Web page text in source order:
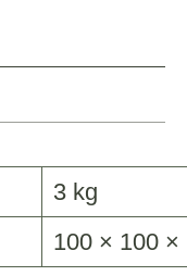
3 kg
100 × 100 ×